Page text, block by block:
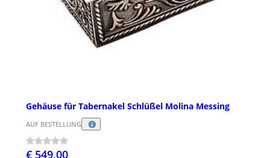
Gehäuse für Tabernakel Schlüßel Molina Messing
AUF BESTELLUNG
€ 549,00